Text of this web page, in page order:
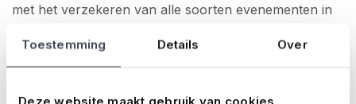
Toestemming Details Over
Deze website maakt gebruik van cookies
met het verzekeren van alle soorten evenementen in
Lowlands, Mysteryland en Pride Amsterdam, tot aan
Bovendien is No Risk ook dé gespecialiseerde